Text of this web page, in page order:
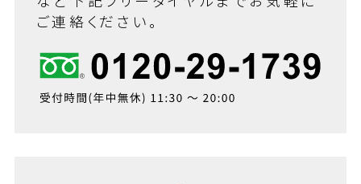
ご連絡ください。